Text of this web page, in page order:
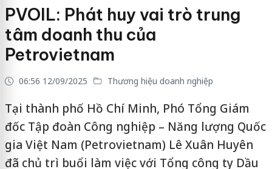
PVOIL: Phát huy vai trò trung
tâm doanh thu của
Petrovietnam
06:56 12/09/2025 Thương hiệu doanh nghiệp
Tại thành phố Hồ Chí Minh, Phó Tổng Giám
đốc Tập đoàn Công nghiệp – Năng lượng Quốc
gia Việt Nam (Petrovietnam) Lê Xuân Huyên
đã chủ trì buổi làm việc với Tổng công ty Dầu